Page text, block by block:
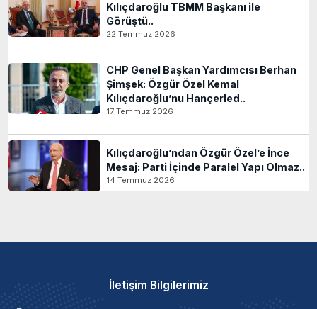
Kılıçdaroğlu TBMM Başkanı ile
Görüştü..
22 Temmuz 2026
CHP Genel Başkan Yardımcısı Berhan
Şimşek: Özgür Özel Kemal
Kılıçdaroğlu’nu Hançerled..
17 Temmuz 2026
Kılıçdaroğlu’ndan Özgür Özel’e İnce
Mesaj: Parti İçinde Paralel Yapı Olmaz..
14 Temmuz 2026
İletişim Bilgilerimiz